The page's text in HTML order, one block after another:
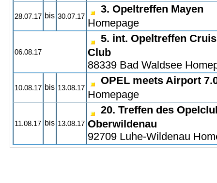
28.07.17 bis 30.07.17
3. Opeltreffen Mayen
Homepage
06.08.17
5. int. Opeltreffen
Club
88339 Bad Waldsee
10.08.17 bis 13.08.17
OPEL meets Airport
Homepage
11.08.17 bis 13.08.17
20. Treffen des
Oberwildenau
92709 Luhe-Wildenau